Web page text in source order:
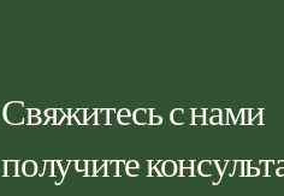
Свяжитесь с нами
получите